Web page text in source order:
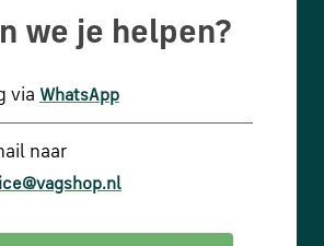
we je helpen?
via WhatsApp
naar